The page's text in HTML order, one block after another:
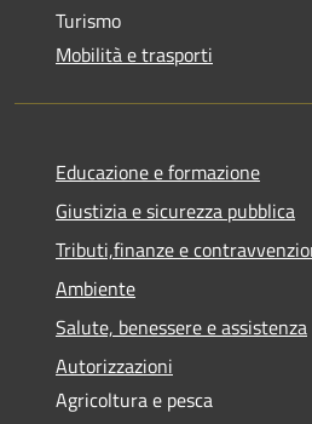
Turismo
Mobilità e trasporti
Educazione e formazione
Giustizia e sicurezza pubblica
Tributi,finanze e
Ambiente
Salute, benessere e assistenza
Autorizzazioni
Agricoltura e pesca